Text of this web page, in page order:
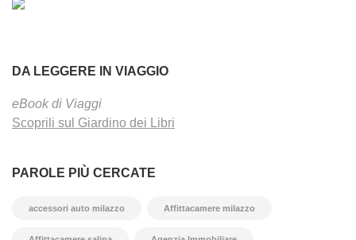
DA LEGGERE IN VIAGGIO
eBook di Viaggi
Scoprili sul Giardino dei Libri
PAROLE PIÙ CERCATE
accessori auto milazzo Affittacamere milazzo